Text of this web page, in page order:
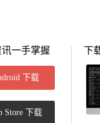
一手掌握
下载
Store 下载
下